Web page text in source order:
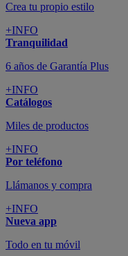
Crea tu propio estilo
+INFO
Tranquilidad
6 años de Garantía Plus
+INFO
Catálogos
Miles de productos
+INFO
Por teléfono
Llámanos y compra
+INFO
Nueva app
Todo en tu móvil